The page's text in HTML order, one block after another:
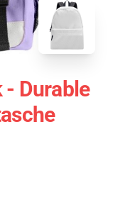
- Durable